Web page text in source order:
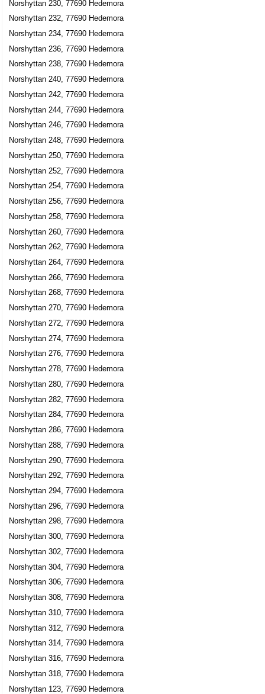
Norshyttan 230, 77690 Hedemora
Norshyttan 232, 77690 Hedemora
Norshyttan 234, 77690 Hedemora
Norshyttan 236, 77690 Hedemora
Norshyttan 238, 77690 Hedemora
Norshyttan 240, 77690 Hedemora
Norshyttan 242, 77690 Hedemora
Norshyttan 244, 77690 Hedemora
Norshyttan 246, 77690 Hedemora
Norshyttan 248, 77690 Hedemora
Norshyttan 250, 77690 Hedemora
Norshyttan 252, 77690 Hedemora
Norshyttan 254, 77690 Hedemora
Norshyttan 256, 77690 Hedemora
Norshyttan 258, 77690 Hedemora
Norshyttan 260, 77690 Hedemora
Norshyttan 262, 77690 Hedemora
Norshyttan 264, 77690 Hedemora
Norshyttan 266, 77690 Hedemora
Norshyttan 268, 77690 Hedemora
Norshyttan 270, 77690 Hedemora
Norshyttan 272, 77690 Hedemora
Norshyttan 274, 77690 Hedemora
Norshyttan 276, 77690 Hedemora
Norshyttan 278, 77690 Hedemora
Norshyttan 280, 77690 Hedemora
Norshyttan 282, 77690 Hedemora
Norshyttan 284, 77690 Hedemora
Norshyttan 286, 77690 Hedemora
Norshyttan 288, 77690 Hedemora
Norshyttan 290, 77690 Hedemora
Norshyttan 292, 77690 Hedemora
Norshyttan 294, 77690 Hedemora
Norshyttan 296, 77690 Hedemora
Norshyttan 298, 77690 Hedemora
Norshyttan 300, 77690 Hedemora
Norshyttan 302, 77690 Hedemora
Norshyttan 304, 77690 Hedemora
Norshyttan 306, 77690 Hedemora
Norshyttan 308, 77690 Hedemora
Norshyttan 310, 77690 Hedemora
Norshyttan 312, 77690 Hedemora
Norshyttan 314, 77690 Hedemora
Norshyttan 316, 77690 Hedemora
Norshyttan 318, 77690 Hedemora
Norshyttan 123, 77690 Hedemora